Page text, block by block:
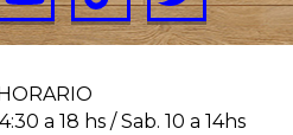
a 18 hs / Sab. 10 a 14hs